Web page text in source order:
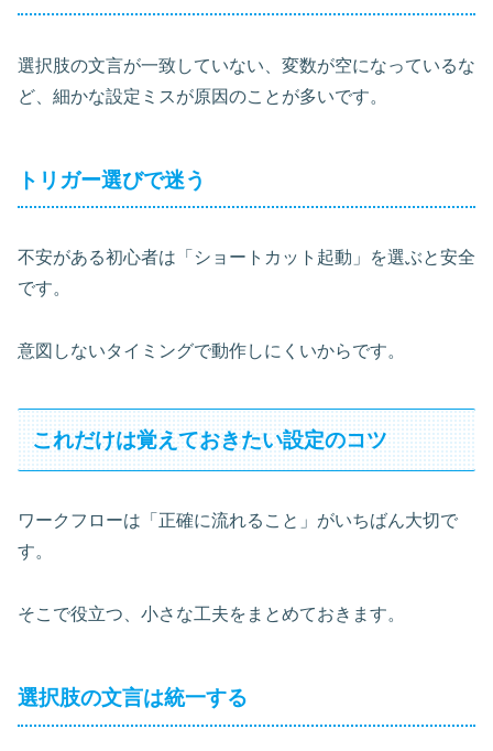
選択肢の文言が一致していない、変数が空になっているな
ど、細かな設定ミスが原因のことが多いです。
トリガー選びで迷う
不安がある初心者は「ショートカット起動」を選ぶと安全
です。
意図しないタイミングで動作しにくいからです。
これだけは覚えておきたい設定のコツ
ワークフローは「正確に流れること」がいちばん大切で
す。
そこで役立つ、小さな工夫をまとめておきます。
選択肢の文言は統一する